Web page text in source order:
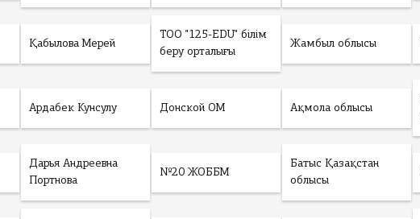
Қабылова Мерей
ТОО "125-EDU" білім
беру орталығы
Жамбыл облысы
Ардабек Кунсулу Донской ОМ Ақмола облысы
Дарья Андреевна
Портнова
№20 ЖОББМ
Батыс Қазақстан
облысы